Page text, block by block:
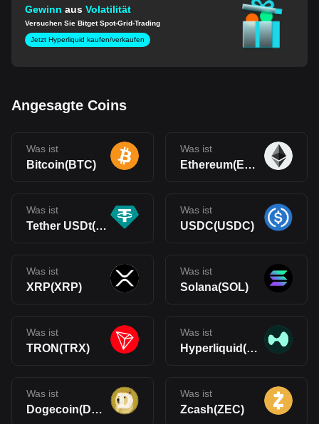
GewinnausVolatilität
Versuchen Sie Bitget Spot-Grid-Trading
Jetzt Hyperliquid kaufen/verkaufen
Angesagte Coins
Was ist
Bitcoin(BTC)
Was ist
Ethereum(ETH)
Was ist
Tether USDt(USDT)
Was ist
USDC(USDC)
Was ist
XRP(XRP)
Was ist
Solana(SOL)
Was ist
TRON(TRX)
Was ist
Hyperliquid(HYPE)
Was ist
Dogecoin(DOGE)
Was ist
Zcash(ZEC)